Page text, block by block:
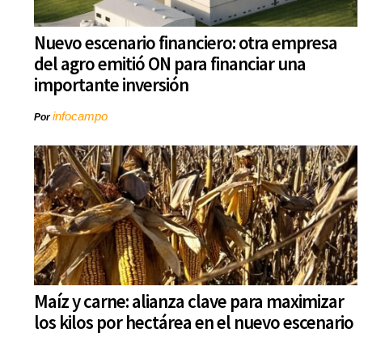
Nuevo escenario financiero: otra empresa
del agro emitió ON para financiar una
importante inversión
Porinfocampo
Maíz y carne: alianza clave para maximizar
los kilos por hectárea en el nuevo escenario